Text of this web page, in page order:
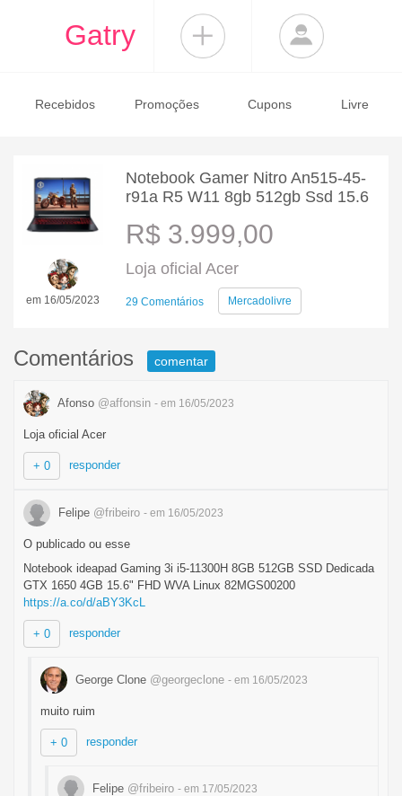
Gatry
Recebidos Promoções Cupons Livre
em 16/05/2023
Notebook Gamer Nitro An515-45-
r91a R5 W11 8gb 512gb Ssd 15.6
R$ 3.999,00
Loja oficial Acer
29 Comentários Mercadolivre
Comentários comentar
Afonso @affonsin - em 16/05/2023
Loja oficial Acer
+ 0 responder
Felipe @fribeiro - em 16/05/2023
O publicado ou esse
Notebook ideapad Gaming 3i i5-11300H 8GB 512GB SSD Dedicada
GTX 1650 4GB 15.6" FHD WVA Linux 82MGS00200
https://a.co/d/aBY3KcL
+ 0 responder
George Clone @georgeclone - em 16/05/2023
muito ruim
+ 0 responder
Felipe @fribeiro - em 17/05/2023